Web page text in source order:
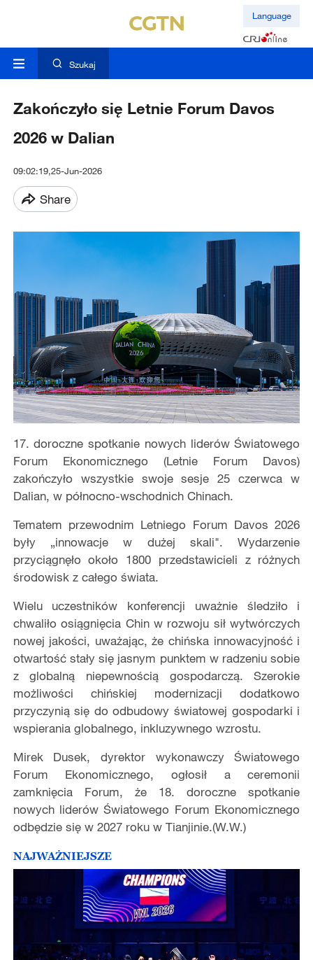
Language
Szukaj
Zakończyło się Letnie Forum Davos
2026 w Dalian
09:02:19,25-Jun-2026
Share
17. doroczne spotkanie nowych liderów Światowego
Forum Ekonomicznego (Letnie Forum Davos)
zakończyło wszystkie swoje sesje 25 czerwca w
Dalian, w północno-wschodnich Chinach.
Tematem przewodnim Letniego Forum Davos 2026
były „innowacje w dużej skali". Wydarzenie
przyciągnęło około 1800 przedstawicieli z różnych
środowisk z całego świata.
Wielu uczestników konferencji uważnie śledziło i
chwaliło osiągnięcia Chin w rozwoju sił wytwórczych
nowej jakości, uważając, że chińska innowacyjność i
otwartość stały się jasnym punktem w radzeniu sobie
z globalną niepewnością gospodarczą. Szerokie
możliwości chińskiej modernizacji dodatkowo
przyczynią się do odbudowy światowej gospodarki i
wspierania globalnego, inkluzywnego wzrostu.
Mirek Dusek, dyrektor wykonawczy Światowego
Forum Ekonomicznego, ogłosił a ceremonii
zamknięcia Forum, że 18. doroczne spotkanie
nowych liderów Światowego Forum Ekonomicznego
odbędzie się w 2027 roku w Tianjinie.(W.W.)
NAJWAŻNIEJSZE